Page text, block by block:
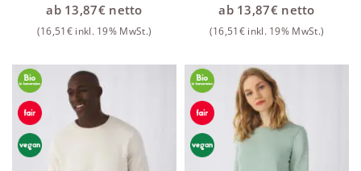
ab 13,87€netto
(16,51€ inkl. 19% MwSt.)
ab 13,87€netto
(16,51€ inkl. 19% MwSt.)